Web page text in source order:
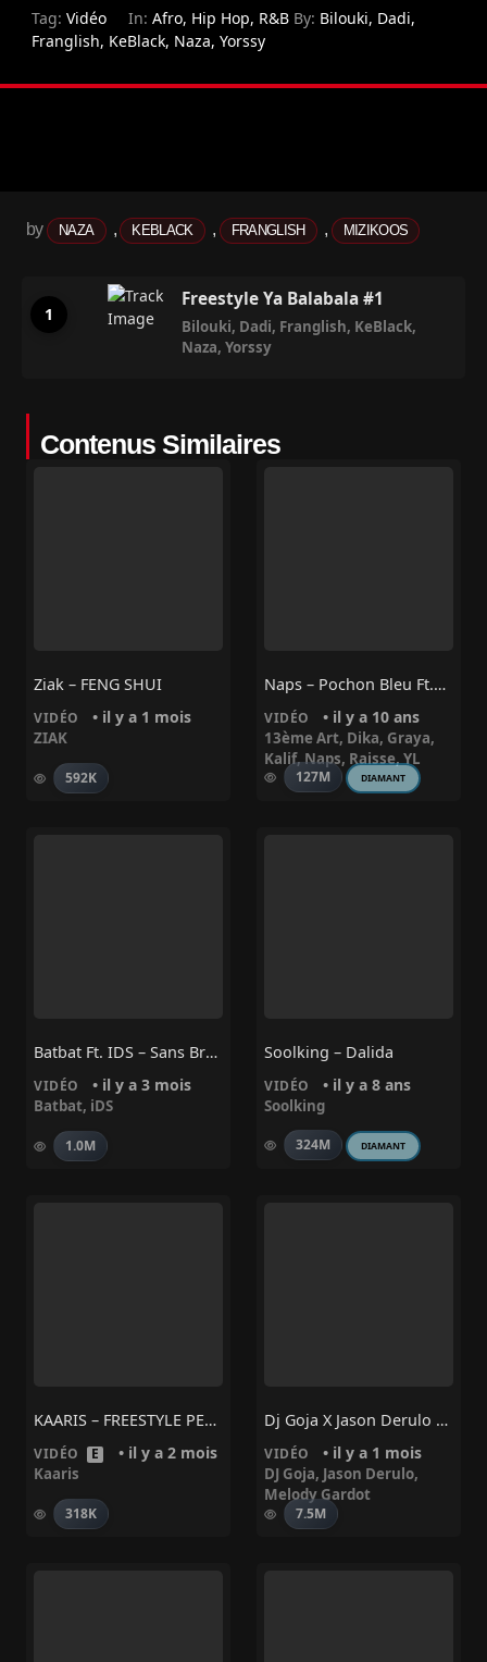
Tag: Vidéo In: Afro, Hip Hop, R&B By: Bilouki, Dadi,
Franglish, KeBlack, Naza, Yorssy
by NAZA , KEBLACK , FRANGLISH , MIZIKOOS
Freestyle Ya Balabala #1
Bilouki, Dadi, Franglish, KeBlack,
Naza,Yorssy
Contenus Similaires
Ziak – FENG SHUI
VIDÉO • il y a 1 mois
ZIAK
592K
Naps – Pochon Bleu Ft.13emeArt
VIDÉO • il y a 10 ans
13ème Art, Dika, Graya,
Kalif,Naps, Raisse,YL
127M DIAMANT
Batbat Ft. IDS – Sans Bruit
VIDÉO • il y a 3 mois
Batbat, iDS
1.0M
Soolking – Dalida
VIDÉO • il y a 8 ans
Soolking
324M DIAMANT
KAARIS – FREESTYLE PETZI
VIDÉO E • il y a 2 mois
Kaaris
318K
Dj Goja X Jason Derulo X Melody – Mi Chico
VIDÉO • il y a 1 mois
DJ Goja, Jason Derulo,
Melody Gardot
7.5M